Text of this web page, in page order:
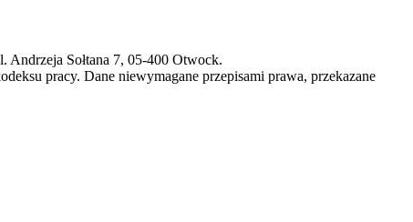
Sołtana 7, 05-400 Otwock.
pracy. Dane niewymagane przepisami prawa, przekazane